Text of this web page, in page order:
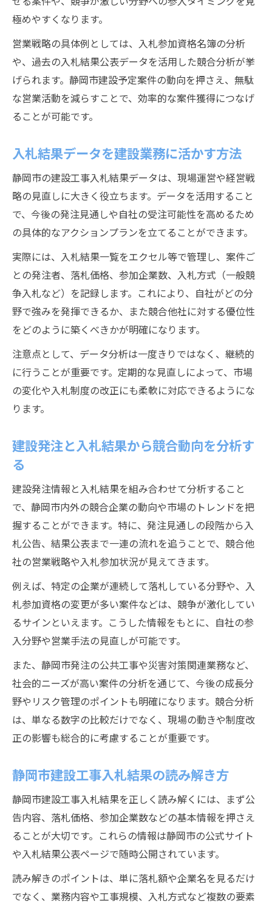
極めやすくなります。
営業戦略の具体例としては、入札参加資格名簿の分析
や、過去の入札結果公表データを活用した競合分析が挙
げられます。静岡市建設予定案件の動向を押さえ、無駄
な営業活動を減らすことで、効率的な案件獲得につなげ
ることが可能です。
入札結果データを建設業務に活かす方法
静岡市の建設工事入札結果データは、現場運営や経営戦
略の見直しに大きく役立ちます。データを活用すること
で、今後の発注見通しや自社の受注可能性を高めるため
の具体的なアクションプランを立てることができます。
実際には、入札結果一覧をエクセル等で管理し、案件ご
との発注者、落札価格、参加企業数、入札方式（一般競
争入札など）を記録します。これにより、自社がどの分
野で強みを発揮できるか、また競合他社に対する優位性
をどのように築くべきかが明確になります。
注意点として、データ分析は一度きりではなく、継続的
に行うことが重要です。定期的な見直しによって、市場
の変化や入札制度の改正にも柔軟に対応できるようにな
ります。
建設発注と入札結果から競合動向を分析す
る
建設発注情報と入札結果を組み合わせて分析すること
で、静岡市内外の競合企業の動向や市場のトレンドを把
握することができます。特に、発注見通しの段階から入
札公告、結果公表まで一連の流れを追うことで、競合他
社の営業戦略や入札参加状況が見えてきます。
例えば、特定の企業が連続して落札している分野や、入
札参加資格の変更が多い案件などは、競争が激化してい
るサインといえます。こうした情報をもとに、自社の参
入分野や営業手法の見直しが可能です。
また、静岡市発注の公共工事や災害対策関連業務など、
社会的ニーズが高い案件の分析を通じて、今後の成長分
野やリスク管理のポイントも明確になります。競合分析
は、単なる数字の比較だけでなく、現場の動きや制度改
正の影響も総合的に考慮することが重要です。
静岡市建設工事入札結果の読み解き方
静岡市建設工事入札結果を正しく読み解くには、まず公
告内容、落札価格、参加企業数などの基本情報を押さえ
ることが大切です。これらの情報は静岡市の公式サイト
や入札結果公表ページで随時公開されています。
読み解きのポイントは、単に落札額や企業名を見るだけ
でなく、業務内容や工事規模、入札方式など複数の要素